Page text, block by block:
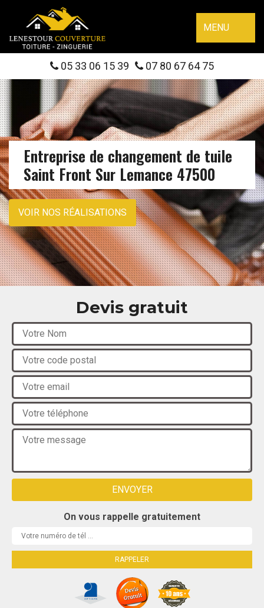
MENU
05 33 06 15 39 07 80 67 64 75
Entreprise de changement de tuile
Saint Front Sur Lemance 47500
VOIR NOS RÉALISATIONS
Devis gratuit
On vous rappelle gratuitement